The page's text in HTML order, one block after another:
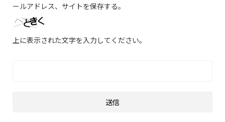
ールアドレス、サイトを保存する。
上に表示された文字を入力してください。